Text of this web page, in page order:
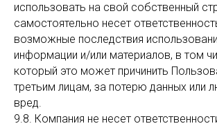
использовать на свой собственный
самостоятельно несет
возможные последствия
информации и/или материалов, в том
который это может причинить
третьим лицам, за потерю данных или
вред.
9.8. Компания не несет